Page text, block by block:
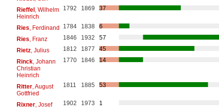
Rieffel, Wilhelm
Heinrich
1792 1869 37
Ries , Ferdinand 1784 1838
6
Ries , Franz 1846 1932
57
Rietz, Julius 1812 1877
45
Rinck, Johann
Christian
Heinrich
1770 1846 14
Ritter, August
Gottfried
1811 1885 53
Rixner, Josef 1902 1973
1